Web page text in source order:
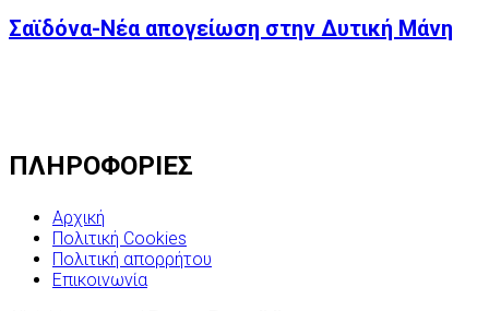
Σαϊδόνα-Νέα απογείωση στην Δυτική Μάνη
ΠΛΗΡΟΦΟΡΙΕΣ
Αρχική
Πολιτική Cookies
Πολιτική απορρήτου
Επικοινωνία